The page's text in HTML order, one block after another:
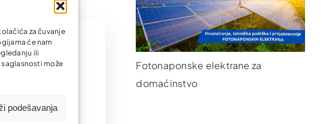
za čuvanje
će nam
ili
može
podešavanja
Fotonaponske elektrane za
domaćinstvo